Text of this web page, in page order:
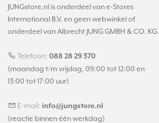
JUNGstore.nl is onderdeel van e-Stores
International B.V. en geen webwinkel of
onderdeel van Albrecht JUNG GMBH & CO. KG.
Telefoon: 088 28 29 370
(maandag t/m vrijdag, 09:00 tot 12:00 en
13:00 tot 17:00 uur)
E-mail: info@jungstore.nl
(reactie binnen één werkdag)